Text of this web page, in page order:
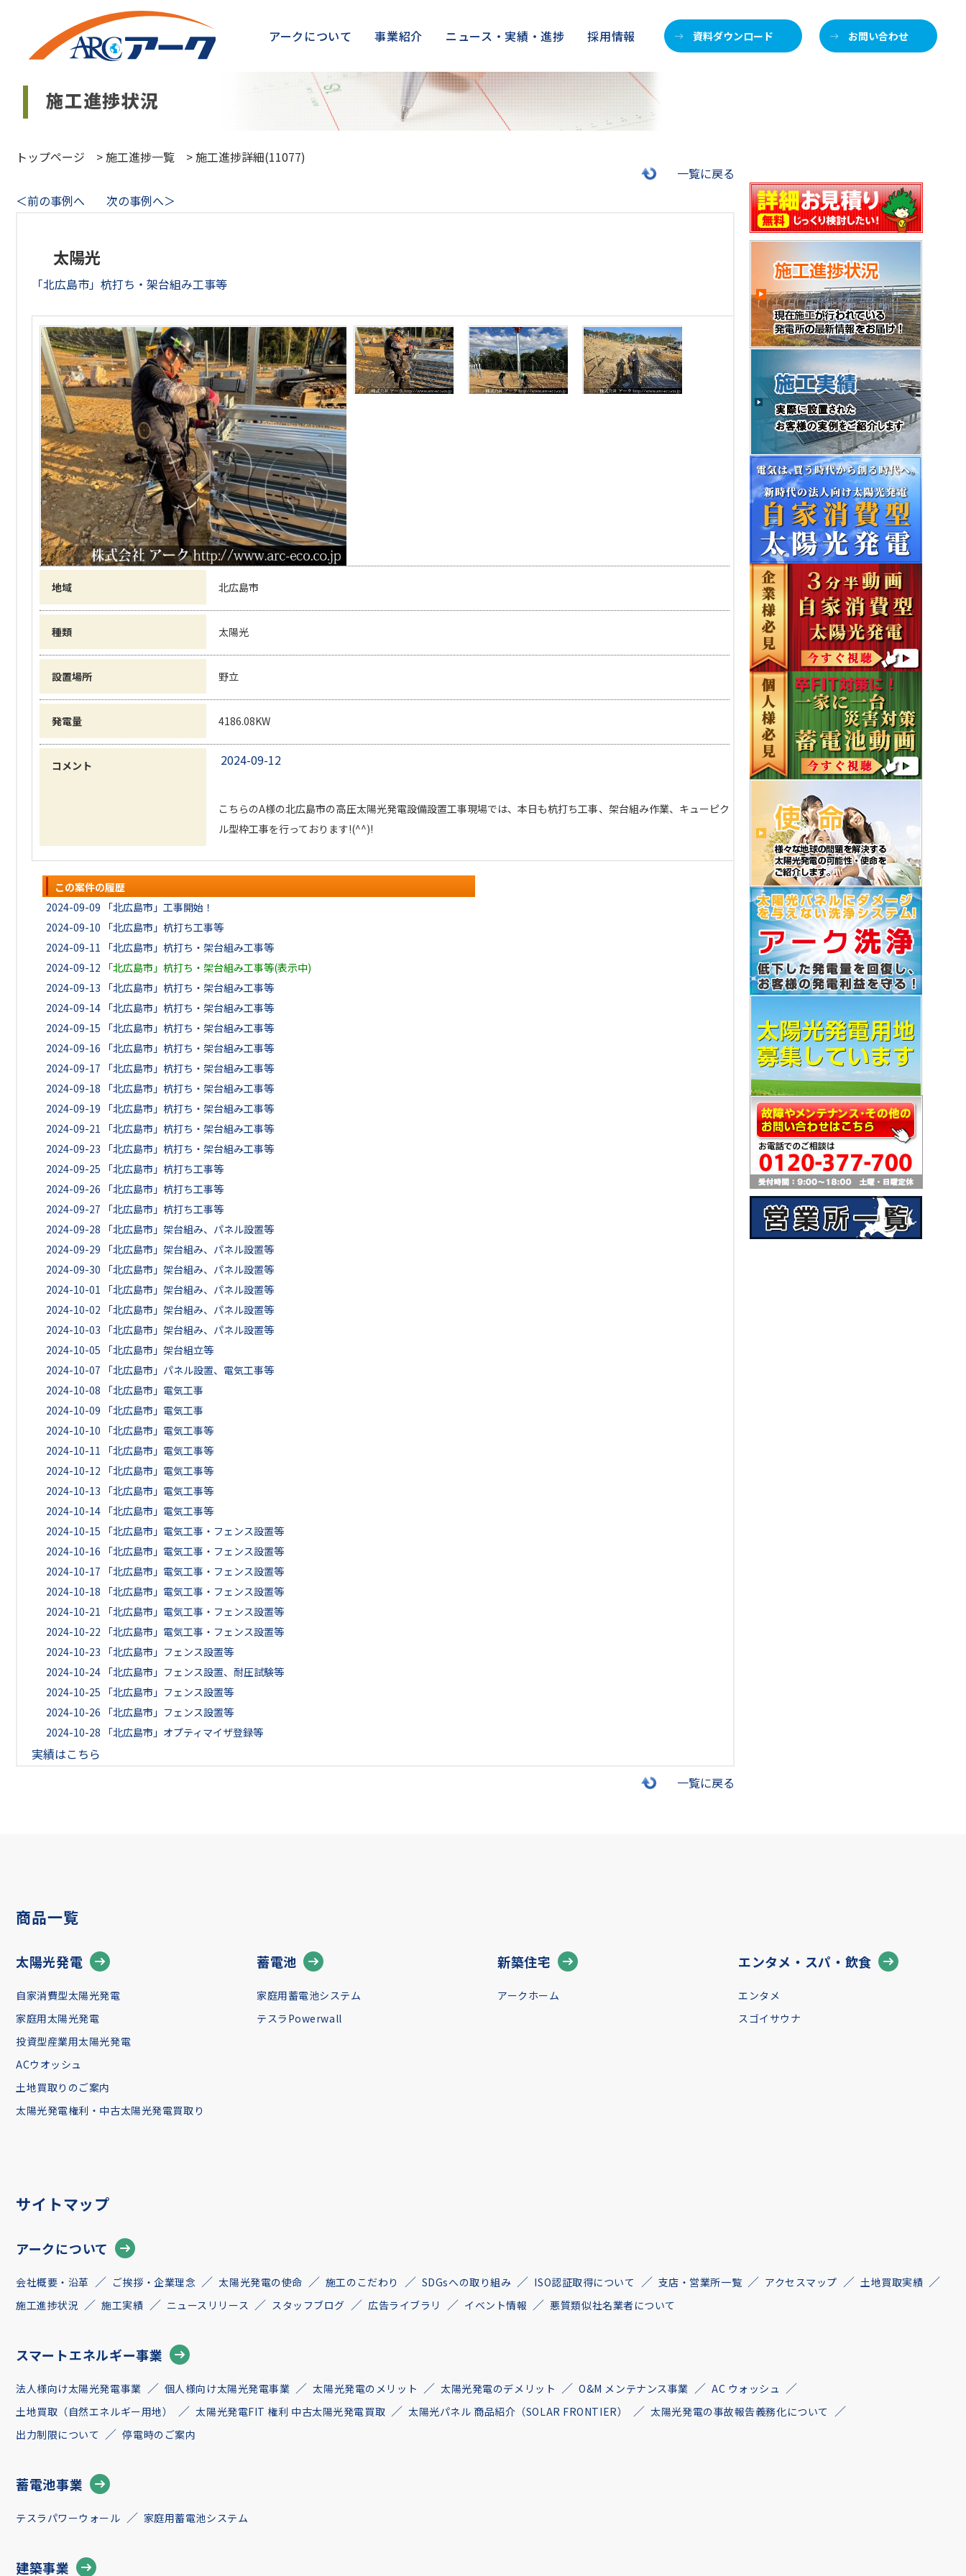
アークについて 事業紹介 ニュース・実績・進捗 採用情報 資料ダウンロード お問い合わせ
トップページ >施工進捗一覧 >施工進捗詳細(11077)
一覧に戻る
＜前の事例へ
次の事例へ＞
太陽光
「北広島市」杭打ち・架台組み工事等
地域 北広島市
種類 太陽光
設置場所 野立
発電量 4186.08KW
コメント 2024-09-12
こちらのA様の北広島市の高圧太陽光発電設備設置工事現場では、本日も杭打ち工事、架台組み作業、キューピク
ル型枠工事を行っております!(^^)!
この案件の履歴
2024-09-09
「北広島市」工事開始！
2024-09-10
「北広島市」杭打ち工事等
2024-09-11
「北広島市」杭打ち・架台組み工事等
2024-09-12
「北広島市」杭打ち・架台組み工事等(表示中)
2024-09-13
「北広島市」杭打ち・架台組み工事等
2024-09-14 「北広島市」杭打ち・架台組み工事等
2024-09-15
「北広島市」杭打ち・架台組み工事等
2024-09-16
「北広島市」杭打ち・架台組み工事等
2024-09-17
「北広島市」杭打ち・架台組み工事等
2024-09-18
「北広島市」杭打ち・架台組み工事等
2024-09-19
「北広島市」杭打ち・架台組み工事等
2024-09-21
「北広島市」杭打ち・架台組み工事等
2024-09-23
「北広島市」杭打ち・架台組み工事等
2024-09-25
「北広島市」杭打ち工事等
2024-09-26
「北広島市」杭打ち工事等
2024-09-27
「北広島市」杭打ち工事等
2024-09-28
「北広島市」架台組み、パネル設置等
2024-09-29
「北広島市」架台組み、パネル設置等
2024-09-30
「北広島市」架台組み、パネル設置等
2024-10-01
「北広島市」架台組み、パネル設置等
2024-10-02
「北広島市」架台組み、パネル設置等
2024-10-03
「北広島市」架台組み、パネル設置等
2024-10-05
「北広島市」架台組立等
2024-10-07
「北広島市」パネル設置、電気工事等
2024-10-08
「北広島市」電気工事
2024-10-09
「北広島市」電気工事
2024-10-10
「北広島市」電気工事等
2024-10-11
「北広島市」電気工事等
2024-10-12
「北広島市」電気工事等
2024-10-13
「北広島市」電気工事等
2024-10-14 「北広島市」電気工事等
2024-10-15
「北広島市」電気工事・フェンス設置等
2024-10-16
「北広島市」電気工事・フェンス設置等
2024-10-17
「北広島市」電気工事・フェンス設置等
2024-10-18
「北広島市」電気工事・フェンス設置等
2024-10-21
「北広島市」電気工事・フェンス設置等
2024-10-22
「北広島市」電気工事・フェンス設置等
2024-10-23
「北広島市」フェンス設置等
2024-10-24 「北広島市」フェンス設置、耐圧試験等
2024-10-25
「北広島市」フェンス設置等
2024-10-26
「北広島市」フェンス設置等
2024-10-28
「北広島市」オプティマイザ登録等
実績はこちら
一覧に戻る
商品一覧
太陽光発電
自家消費型太陽光発電
家庭用太陽光発電
投資型産業用太陽光発電
ACウオッシュ
土地買取りのご案内
太陽光発電権利・中古太陽光発電買取り
蓄電池
家庭用蓄電池システム
テスラPowerwall
新築住宅
アークホーム
エンタメ・スパ・飲食
エンタメ
スゴイサウナ
サイトマップ
アークについて
会社概要・沿革 ご挨拶・企業理念 太陽光発電の使命 施工のこだわり SDGsへの取り組み ISO認証取得について 支店・営業所一覧 アクセスマップ
土地買取実績
施工進捗状況
施工実績 ニュースリリース スタッフブログ 広告ライブラリ イベント情報 悪質類似社名業者について
スマートエネルギー事業
法人様向け太陽光発電事業 個人様向け太陽光発電事業 太陽光発電のメリット 太陽光発電のデメリット O&M メンテナンス事業
AC ウォッシュ
土地買取（自然エネルギー用地）
太陽光発電FIT 権利 中古太陽光発電買取 太陽光パネル 商品紹介（SOLAR FRONTIER）
太陽光発電の事故報告義務化について
出力制限について
停電時のご案内
蓄電池事業
テスラパワーウォール 家庭用蓄電池システム
建築事業